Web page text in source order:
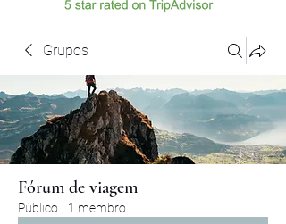
Grupos
Fórum de viagem
Público · 1 membro